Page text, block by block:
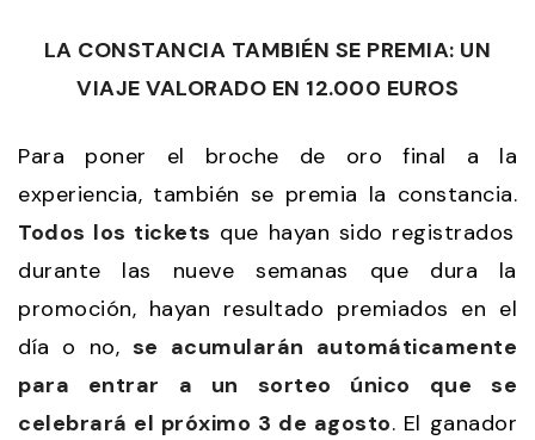
LA CONSTANCIA TAMBIÉN SE PREMIA: UN
VIAJE VALORADO EN 12.000 EUROS
Para poner el broche de oro final a la
experiencia, también se premia la constancia.
Todos los tickets que hayan sido registrados
durante las nueve semanas que dura la
promoción, hayan resultado premiados en el
día o no, se acumularán automáticamente
para entrar a un sorteo único que se
celebrará el próximo 3 de agosto. El ganador